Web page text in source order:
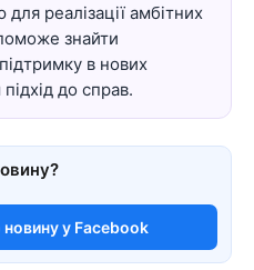
реалізації амбітних
знайти
в нових
до справ.
у Facebook